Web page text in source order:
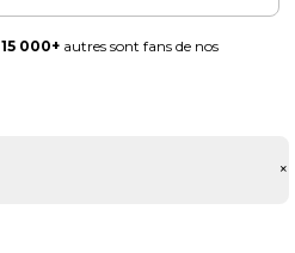
15 000+ autres sont fans de nos
+